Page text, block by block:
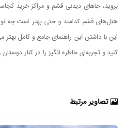
بروید، جاهای دیدنی قشم و مراکز خرید
هتل‌های قشم کدامند و حتی بهتر است چه
این با داشتن این راهنمای جامع و کامل بهتر
کنید و تجربه‌ای خاطره انگیز را در کنار دوستان
تصاویر مرتبط